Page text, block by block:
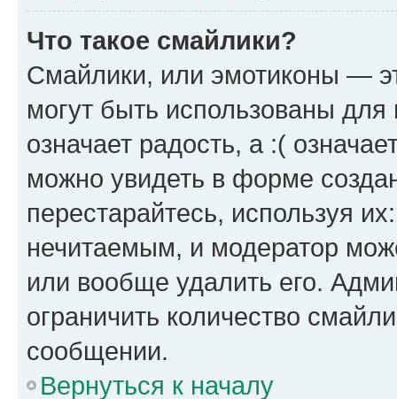
Что такое смайлики?
Смайлики, или эмотиконы —
могут быть использованы
означает радость, а :(
можно увидеть в форме
перестарайтесь, используя
нечитаемым, и модератор
или вообще удалить его.
ограничить количество
сообщении.
Вернуться к началу